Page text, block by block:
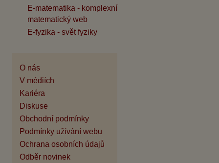
E-matematika - komplexní
matematický web
E-fyzika - svět fyziky
O nás
V médiích
Kariéra
Diskuse
Obchodní podmínky
Podmínky užívání webu
Ochrana osobních údajů
Odběr novinek